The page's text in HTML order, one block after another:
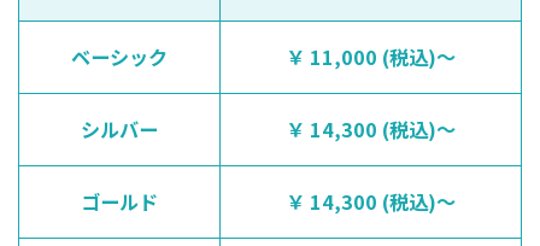
ベーシック 11,000
シルバー 14,300
ゴールド 14,300